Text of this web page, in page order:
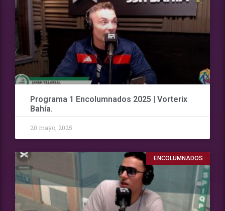
Programa 1 Encolumnados 2025 | Vorterix
Bahía.
20 mayo, 2025
ENCOLUMNADOS